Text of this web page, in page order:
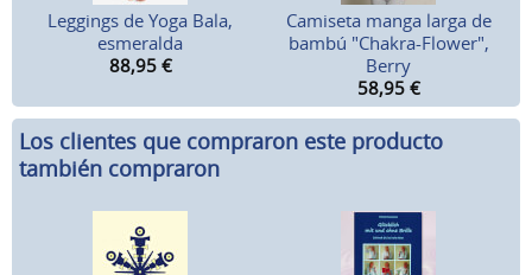
Leggings de Yoga Bala,
esmeralda
88,95 €
Camiseta manga larga de
bambú "Chakra-Flower",
Berry
58,95 €
Los clientes que compraron este producto
también compraron